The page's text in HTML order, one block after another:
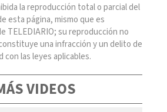
la reproducción total o parcial del
esta página, mismo que es
TELEDIARIO; su reproducción no
una infracción y un delito de
con las leyes aplicables.
VIDEOS